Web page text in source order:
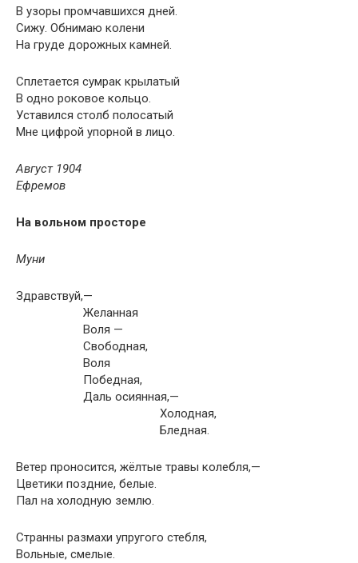
В узоры промчавшихся дней.
Сижу. Обнимаю колени
На груде дорожных камней.
Сплетается сумрак крылатый
В одно роковое кольцо.
Уставился столб полосатый
Мне цифрой упорной в лицо.
Август 1904
Ефремов
На вольном просторе
Муни
Здравствуй,—
Желанная
Воля —
Свободная,
Воля
Победная,
Даль осиянная,—
Холодная,
Бледная.
Ветер проносится, жёлтые травы колебля,—
Цветики поздние, белые.
Пал на холодную землю.
Странны размахи упругого стебля,
Вольные, смелые.